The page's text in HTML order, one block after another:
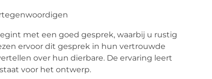
met een goed gesprek, waarbij u rustig
ervoor dit gesprek in hun vertrouwde
over hun dierbare. De ervaring leert
voor het ontwerp.